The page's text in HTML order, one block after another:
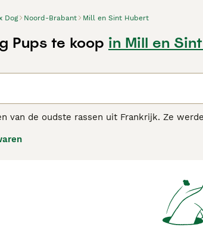
Dog Noord-Brabant Mill en Sint Hubert
Pups te koop in Mill en
van de oudste rassen uit Frankrijk. Ze
wendbaar en snel wanneer dat nodig
voor informatie over dit